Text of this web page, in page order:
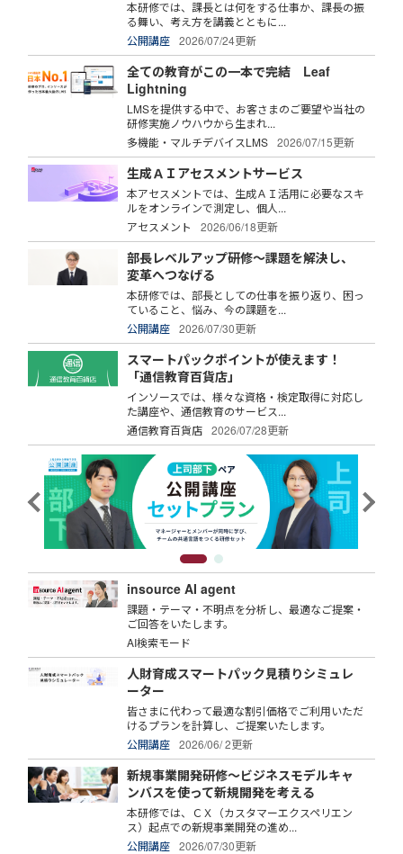
本研修では、課長とは何をする仕事か、課長の振
る舞い、考え方を講義とともに...
公開講座
2026/07/24更新
全ての教育がこの一本で完結 Leaf
Lightning
LMSを提供する中で、お客さまのご要望や当社の
研修実施ノウハウから生まれ...
多機能・マルチデバイスLMS
2026/07/15更新
生成ＡＩアセスメントサービス
本アセスメントでは、生成ＡＩ活用に必要なスキ
ルをオンラインで測定し、個人...
アセスメント
2026/06/18更新
部長レベルアップ研修～課題を解決し、
変革へつなげる
本研修では、部長としての仕事を振り返り、困っ
ていること、悩み、今の課題を...
公開講座
2026/07/30更新
スマートパックポイントが使えます！
「通信教育百貨店」
インソースでは、様々な資格・検定取得に対応し
た講座や、通信教育のサービス...
通信教育百貨店
2026/07/28更新
insource AI agent
課題・テーマ・不明点を分析し、最適なご提案・
ご回答をいたします。
AI検索モード
人財育成スマートパック見積りシミュレ
ーター
皆さまに代わって最適な割引価格でご利用いただ
けるプランを計算し、ご提案いたします。
公開講座
2026/06/ 2更新
新規事業開発研修～ビジネスモデルキャ
ンバスを使って新規開発を考える
本研修では、ＣＸ（カスタマーエクスペリエン
ス）起点での新規事業開発の進め...
公開講座
2026/07/30更新